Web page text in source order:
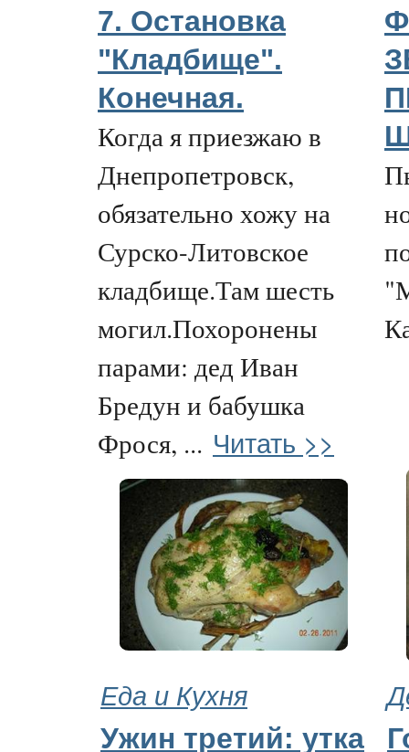
7. Остановка
"Кладбище".
Конечная.
Когда я приезжаю в
Днепропетровск,
обязательно хожу на
Сурско-Литовское
кладбище.Там шесть
могил.Похоронены
парами: дед Иван
Бредун и бабушка
Фрося, ... Читать >>
Еда и Кухня
Ужин третий: утка